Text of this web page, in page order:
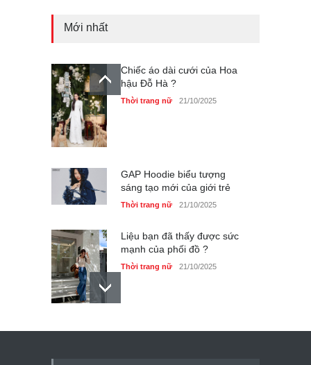
Mới nhất
Chiếc áo dài cưới của Hoa
hậu Đỗ Hà ?
Thời trang nữ 21/10/2025
GAP Hoodie biểu tượng
sáng tạo mới của giới trẻ
Thời trang nữ 21/10/2025
Liệu bạn đã thấy được sức
mạnh của phối đồ ?
Thời trang nữ 21/10/2025
Dàn túi hiệu ‘ xịn sò’ của nữ